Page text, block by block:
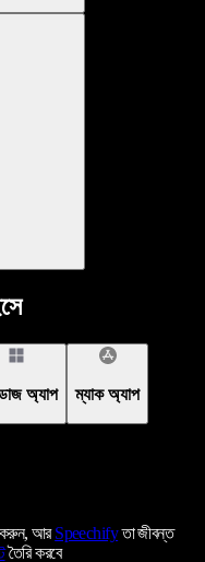
অ্যাপ ম্যাক অ্যাপ
করুন, আরSpeechifyতা জীবন্ত
তৈরি করবে